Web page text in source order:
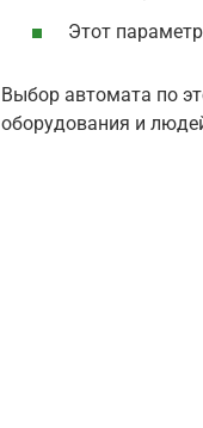
Этот
Выбор автомата по
оборудования и